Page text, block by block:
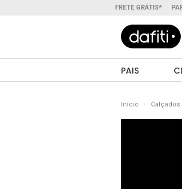
FRETE GRÁTIS*
PAIS
Início Calçados